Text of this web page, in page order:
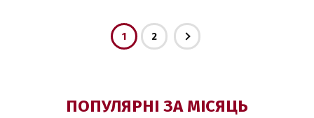
1 2
ПОПУЛЯРНІ ЗА МІСЯЦЬ